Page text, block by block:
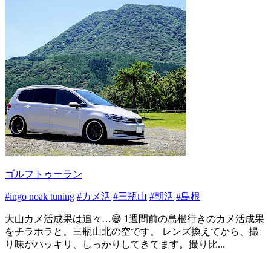
ゴルフトゥーラン
#ingo noak tuning #カメ活 #三瓶山 #朝活 #島根
大山カメ活成果は追々…😅 1週間前の島根行きのカメ活成果
をチラホラと。三瓶山北の空です。 レンズ換えてから、撮
り味がハッキリ、しっかりしてきてます。撮り比...